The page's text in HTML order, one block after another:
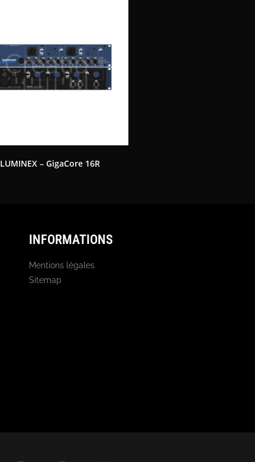
LUMINEX – GigaCore 16R
INFORMATIONS
Mentions légales
Sitemap